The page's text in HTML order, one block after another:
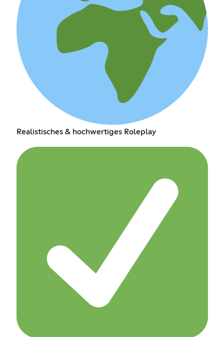
Realistisches & hochwertiges Roleplay